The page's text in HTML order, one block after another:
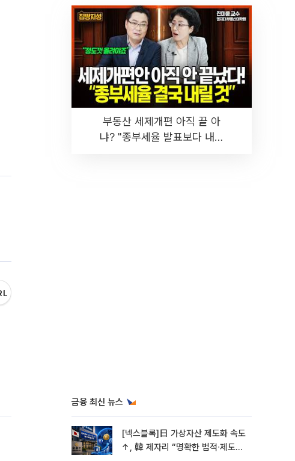
부동산 세제개편 아직 끝 아
냐? "종부세율 발표보다 내릴
금융 최신 뉴스
[넥스블록]日 가상자산 제도화 속도
↑, 韓 제자리 “명확한 법적∙제도적